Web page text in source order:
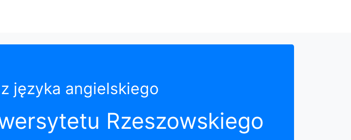
języka angielskiego
Rzeszowskiego